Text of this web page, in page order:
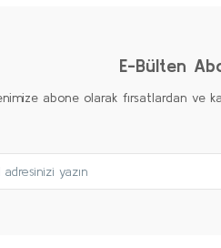
E-Bülten
abone olarak fırsatlardan ve